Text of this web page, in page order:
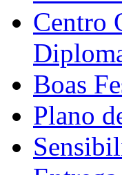
Centro
Boas
Plano